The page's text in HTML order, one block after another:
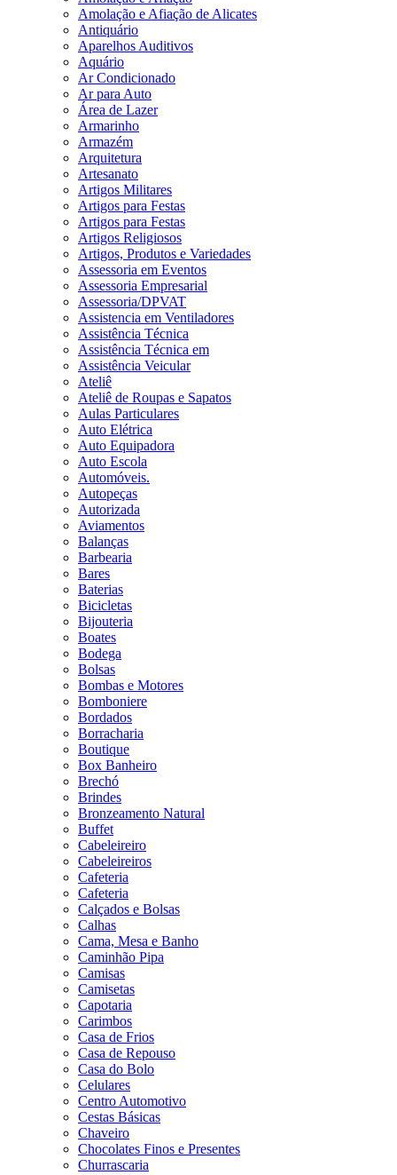
Amolação e Afiação de Alicates
Antiquário
Aparelhos Auditivos
Aquário
Ar Condicionado
Ar para Auto
Área de Lazer
Armarinho
Armazém
Arquitetura
Artesanato
Artigos Militares
Artigos para Festas
Artigos para Festas
Artigos Religiosos
Artigos, Produtos e Variedades
Assessoria em Eventos
Assessoria Empresarial
Assessoria/DPVAT
Assistencia em Ventiladores
Assistência Técnica
Assistência Técnica em
Assistência Veicular
Ateliê
Ateliê de Roupas e Sapatos
Aulas Particulares
Auto Elétrica
Auto Equipadora
Auto Escola
Automóveis.
Autopeças
Autorizada
Aviamentos
Balanças
Barbearia
Bares
Baterias
Bicicletas
Bijouteria
Boates
Bodega
Bolsas
Bombas e Motores
Bomboniere
Bordados
Borracharia
Boutique
Box Banheiro
Brechó
Brindes
Bronzeamento Natural
Buffet
Cabeleireiro
Cabeleireiros
Cafeteria
Cafeteria
Calçados e Bolsas
Calhas
Cama, Mesa e Banho
Caminhão Pipa
Camisas
Camisetas
Capotaria
Carimbos
Casa de Frios
Casa de Repouso
Casa do Bolo
Celulares
Centro Automotivo
Cestas Básicas
Chaveiro
Chocolates Finos e Presentes
Churrascaria